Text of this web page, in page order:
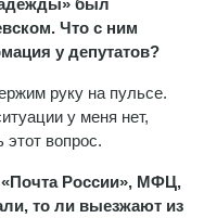
Что с ним
у депутатов?
руку на пульсе.
у меня нет,
этот вопрос.
России», МФЦ,
то ли выезжают из